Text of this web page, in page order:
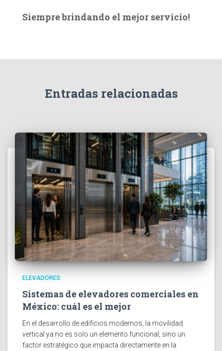
c
Siempre brindando el mejor servicio!
Entradas relacionadas
ELEVADORES
Sistemas de elevadores comerciales en
México: cuál es el mejor
En el desarrollo de edificios modernos, la movilidad
vertical ya no es solo un elemento funcional, sino un
factor estratégico que impacta directamente en la